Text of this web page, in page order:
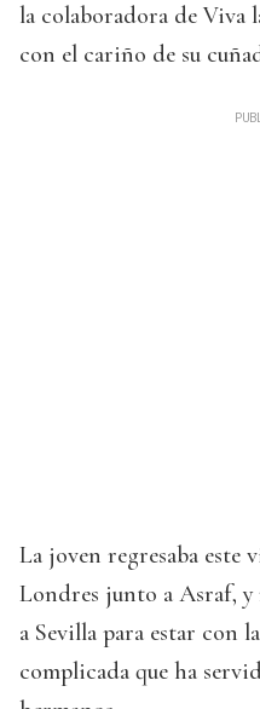
la colaboradora de Viva
con el cariño de su
La joven regresaba este
Londres junto a Asraf,
a Sevilla para estar con
complicada que ha